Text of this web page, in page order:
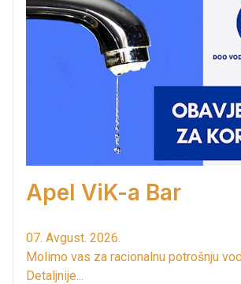
Apel ViK-a Bar
07. Avgust. 2026.
Molimo vas za racionalnu potrošnju
Detaljnije...